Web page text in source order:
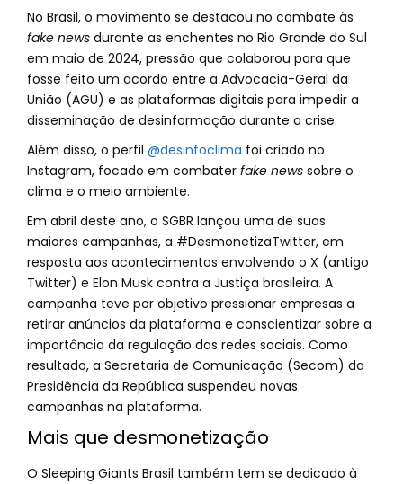
No Brasil, o movimento se destacou no combate às
fake news durante as enchentes no Rio Grande do Sul
em maio de 2024, pressão que colaborou para que
fosse feito um acordo entre a Advocacia-Geral da
União (AGU) e as plataformas digitais para impedir a
disseminação de desinformação durante a crise.
Além disso, o perfil @desinfoclima foi criado no
Instagram, focado em combater fake news sobre o
clima e o meio ambiente.
Em abril deste ano, o SGBR lançou uma de suas
maiores campanhas, a #DesmonetizaTwitter, em
resposta aos acontecimentos envolvendo o X (antigo
Twitter) e Elon Musk contra a Justiça brasileira. A
campanha teve por objetivo pressionar empresas a
retirar anúncios da plataforma e conscientizar sobre a
importância da regulação das redes sociais. Como
resultado, a Secretaria de Comunicação (Secom) da
Presidência da República suspendeu novas
campanhas na plataforma.
Mais que desmonetização
O Sleeping Giants Brasil também tem se dedicado à